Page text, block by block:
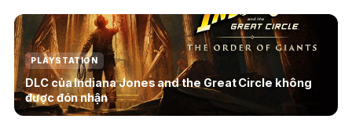
PLAYSTATION
DLC của Indiana Jones and the Great Circle không
được đón nhận